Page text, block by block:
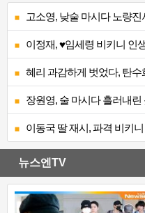
고소영, 낮술 마시다 노량진
이정재, ♥임세령 비키니 인
혜리 과감하게 벗었다, 탄수
장원영, 술 마시다 흘러내
이동국 딸 재시, 파격 비키
뉴스엔TV